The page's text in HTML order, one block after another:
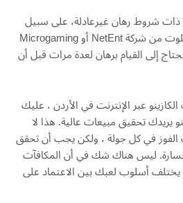
ذات شروط رهان غيرعادلة، على سبيل
المثال إذا كنت تلعب لعبة سلوت من شركة NetEnt أو Microgaming
إلى القيام برهان لعدة مرات قبل أن
عبر الإنترنت في الأردن ، عليك
يريدك تحقيق مبيعات عالية. هذا لا
الفوز في كل جولة ، ولكن يجب أن تحقق
خسارة. ليس هناك شك في أن المكافآت
أسلوب لعبك بين الاعتماد على